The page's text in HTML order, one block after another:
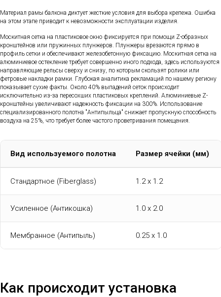
Материал рамы балкона диктует жесткие условия для выбора крепежа. Ошибка
на этом этапе приводит к невозможности эксплуатации изделия.
Москитная сетка на пластиковое окно фиксируется при помощи Z-образных
кронштейнов или пружинных плунжеров. Плунжеры врезаются прямо в
профиль сетки и обеспечивают железобетонную фиксацию. Москитная сетка на
алюминиевое остекление требует совершенно иного подхода, здесь используются
направляющие рельсы сверху и снизу, по которым скользят ролики или
фетровые накладки рамки. Глубокая аналитика рекламаций по нашему региону
показывает сухие факты. Около 40% выпадений сеток происходит
исключительно из-за пересохших пластиковых креплений. Алюминиевые Z-
кронштейны увеличивают надежность фиксации на 300%. Использование
специализированного полотна "Антипыльца" снижает пропускную способность
воздуха на 25%, что требует более частого проветривания помещения.
Вид используемого полотна Размер ячейки (мм)
Стандартное (Fiberglass) 1.2 x 1.2
Усиленное (Антикошка) 1.0 x 2.0
Мембранное (Антипыль) 0.25 x 1.0
Как происходит установка